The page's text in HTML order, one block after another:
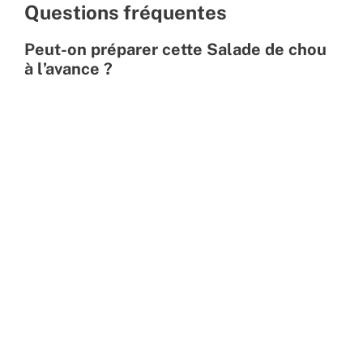
Questions fréquentes
Peut-on préparer cette Salade de chou
à l’avance ?